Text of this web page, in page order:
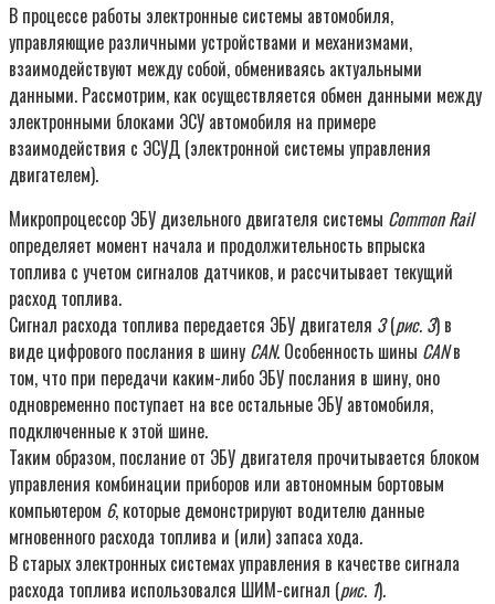
В процессе работы электронные системы автомобиля,
управляющие различными устройствами и механизмами,
взаимодействуют между собой, обмениваясь актуальными
данными. Рассмотрим, как осуществляется обмен данными между
электронными блоками ЭСУ автомобиля на примере
взаимодействия с ЭСУД (электронной системы управления
двигателем).
Микропроцессор ЭБУ дизельного двигателя системы Common Rail
определяет момент начала и продолжительность впрыска
топлива с учетом сигналов датчиков, и рассчитывает текущий
расход топлива.
Сигнал расхода топлива передается ЭБУ двигателя 3(рис. 3) в
виде цифрового послания в шину CAN. Особенность шины CANв
том, что при передачи каким-либо ЭБУ послания в шину, оно
одновременно поступает на все остальные ЭБУ автомобиля,
подключенные к этой шине.
Таким образом, послание от ЭБУ двигателя прочитывается блоком
управления комбинации приборов или автономным бортовым
компьютером 6, которые демонстрируют водителю данные
мгновенного расхода топлива и (или) запаса хода.
В старых электронных системах управления в качестве сигнала
расхода топлива использовался ШИМ-сигнал (рис. 1).